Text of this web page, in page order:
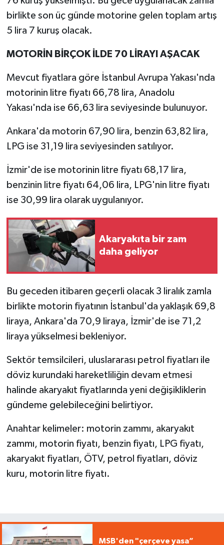
birlikte son üç günde motorine gelen toplam artış
5 lira 7 kuruş olacak.
MOTORİN BİRÇOK İLDE 70 LİRAYI AŞACAK
Mevcut fiyatlara göre İstanbul Avrupa Yakası'nda
motorinin litre fiyatı 66,78 lira, Anadolu
Yakası'nda ise 66,63 lira seviyesinde bulunuyor.
Ankara'da motorin 67,90 lira, benzin 63,82 lira,
LPG ise 31,19 lira seviyesinden satılıyor.
İzmir'de ise motorinin litre fiyatı 68,17 lira,
benzinin litre fiyatı 64,06 lira, LPG'nin litre fiyatı
ise 30,99 lira olarak uygulanıyor.
Akaryakıta bir zam
daha geliyor
Bu geceden itibaren geçerli olacak 3 liralık zamla
birlikte motorin fiyatının İstanbul'da yaklaşık 69,8
liraya, Ankara'da 70,9 liraya, İzmir'de ise 71,2
liraya yükselmesi bekleniyor.
Sektör temsilcileri, uluslararası petrol fiyatları ile
döviz kurundaki hareketliliğin devam etmesi
halinde akaryakıt fiyatlarında yeni değişikliklerin
gündeme gelebileceğini belirtiyor.
Anahtar kelimeler: motorin zammı, akaryakıt
zammı, motorin fiyatı, benzin fiyatı, LPG fiyatı,
akaryakıt fiyatları, ÖTV, petrol fiyatları, döviz
kuru, motorin litre fiyatı.
MSB'den "çerçeve yasa”